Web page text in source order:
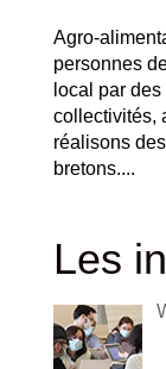
Agro-
personnes
local par
collectivités,
réalisons
bretons....
Les